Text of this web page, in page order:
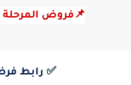
📌فروض المرحلة
✅ رابط